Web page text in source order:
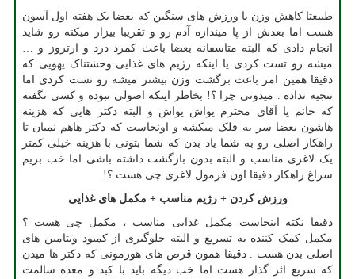
طبیعتا کاهش وزن با ورزش های سنگین که بعضا یک هفته اول آسون
هست اما بعدش از پا میندازه آدم رو و تقریبا بیزار میکنه رو شاید
انجام دادی که البته متاسفانه بعضا باعث کمرد درد و ارتروز و …
میشه رو تست کردی یا اینکه رژیم های غذایی وحشتناک یهویی که
دقیقا همین امر باعث برگشت وزن بیشتر میشه رو تست کردی اما
نتجیه نداده . میدونی چرا ؟! بخاطر اینکه اصولی نبوده و کسی نگفته
که خانم یا آقای محترم یواش یواش و البته دکتر هایی که هزینه
هاشون بعضا سر به فلک میکشه و اونجاست که دکتر هاهم نمیان تا
راهکار اصلی رو به شما یاد بدن که شما بتونی با هزینه خیلی کمتر
یک لاغری مناسب و البته بدون بازگشت داشته باشی اما خب بریم
سراغ راهکار دقیقا اون فرمول لاغری چی هست ؟ !
ورزش کردن + رژیم مناسب + مکمل های غذایی
دقیقا نکته اینجاست مکمل غذایی مناسب ، مکمل چی هست ؟
مکمل کمک کننده به تسریع و البته جلوگیری از کمبود ویتامین های
اصلی بدن هست . دقیقا همون قرص های هورمونی که دکتر ها میدن
که سریع اثر گذار هست اما خب دیگه باید با کبد و معده سالمت